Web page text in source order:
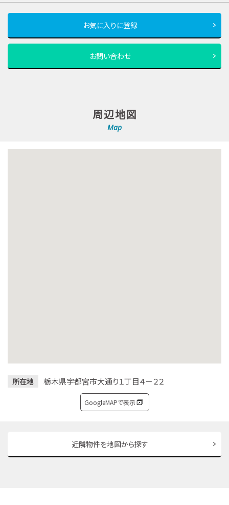
お気に入りに登録
お問い合わせ
周辺地図
Map
所在地 栃木県宇都宮市大通り１丁目４－２２
GoogleMAPで表示
近隣物件を地図から探す